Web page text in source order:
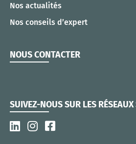
Nos actualités
Nos conseils d’expert
NOUS CONTACTER
SUIVEZ-NOUS SUR LES